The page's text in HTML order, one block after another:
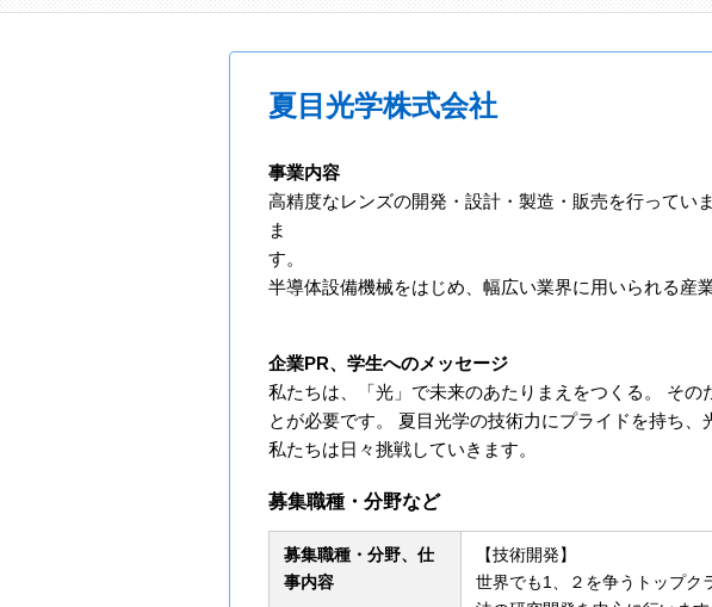
夏目光学株式会社
事業内容
高精度なレンズの開発・設計・製造・販売を行ってい
ま
半導体設備機械をはじめ、幅広い業界に用いられる
企業PR、学生へのメッセージ
私たちは、「光」で未来のあたりまえをつくる。 そ
とが必要です。 夏目光学の技術力にプライドを持ち
私たちは日々挑戦していきます。
募集職種・分野など
募集職種・分野、仕
事内容
【技術開発】
世界でも1、２を争うトップク